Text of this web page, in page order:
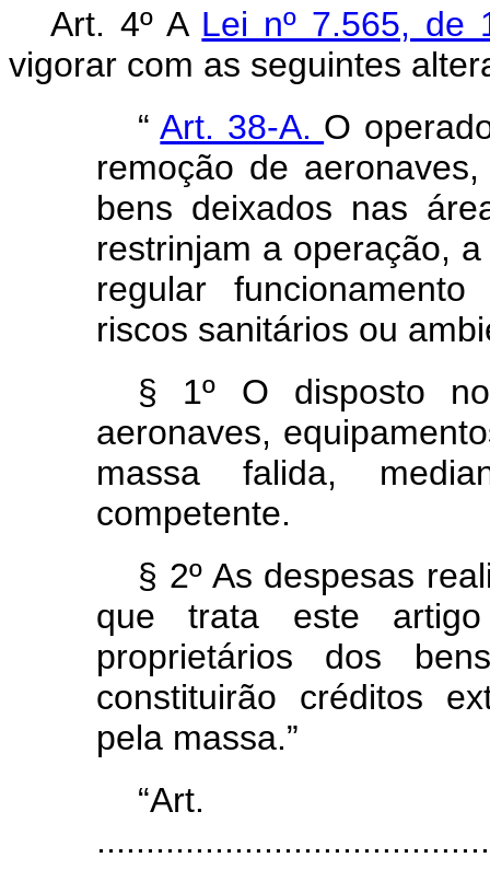
Art. 4º A Lei nº 7.565, de
vigorar com as seguintes
“Art. 38-A. O
remoção de
bens deixados nas
restrinjam a operação,
regular
riscos sanitários ou
§ 1º O disposto
aeronaves,
massa falida,
competente.
§ 2º As despesas
que trata este artigo
proprietários dos
constituirão créditos
pela massa.”